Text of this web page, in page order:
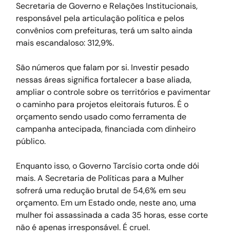
Secretaria de Governo e Relações Institucionais,
responsável pela articulação política e pelos
convênios com prefeituras, terá um salto ainda
mais escandaloso: 312,9%.
São números que falam por si. Investir pesado
nessas áreas significa fortalecer a base aliada,
ampliar o controle sobre os territórios e pavimentar
o caminho para projetos eleitorais futuros. É o
orçamento sendo usado como ferramenta de
campanha antecipada, financiada com dinheiro
público.
Enquanto isso, o Governo Tarcísio corta onde dói
mais. A Secretaria de Políticas para a Mulher
sofrerá uma redução brutal de 54,6% em seu
orçamento. Em um Estado onde, neste ano, uma
mulher foi assassinada a cada 35 horas, esse corte
não é apenas irresponsável. É cruel.